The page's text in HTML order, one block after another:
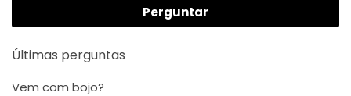
Perguntar
Últimas perguntas
Vem com bojo?